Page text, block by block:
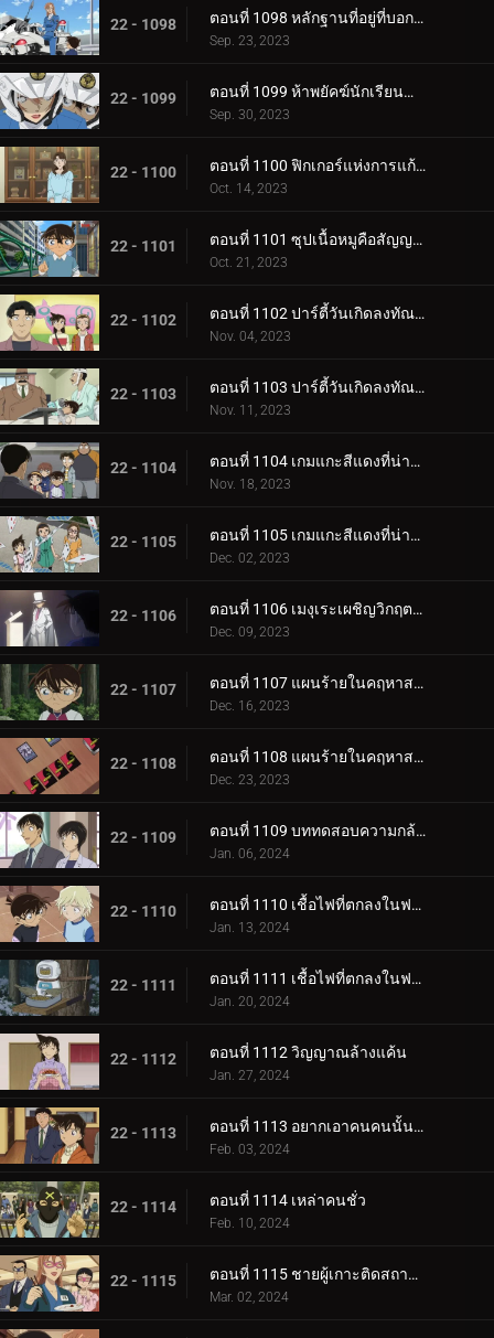
22 - 1098 ตอนที่ 1098 หลักฐานที่อยู่ที่บอกไม่ได้
Sep. 23, 2023
22 - 1099 ตอนที่ 1099 ห้าพยัคฆ์นักเรียนตำรวจ Wild Police Story CASE.ฮางิวาระ เคนจิ
Sep. 30, 2023
22 - 1100 ตอนที่ 1100 ฟิกเกอร์แห่งการแก้แค้น
Oct. 14, 2023
22 - 1101 ตอนที่ 1101 ซุปเนื้อหมูคือสัญญาณเดิมพันชีวิต
Oct. 21, 2023
22 - 1102 ตอนที่ 1102 ปาร์ตี้วันเกิดลงทัณฑ์ (ภาคแรก)
Nov. 04, 2023
22 - 1103 ตอนที่ 1103 ปาร์ตี้วันเกิดลงทัณฑ์ (ภาคจบ)
Nov. 11, 2023
22 - 1104 ตอนที่ 1104 เกมแกะสีแดงที่น่าสะพรึงกลัว (ภาคแรก)
Nov. 18, 2023
22 - 1105 ตอนที่ 1105 เกมแกะสีแดงที่น่าสะพรึงกลัว (ภาคจบ)
Dec. 02, 2023
22 - 1106 ตอนที่ 1106 เมงุเระเผชิญวิกฤตชีวิตตำรวจ
Dec. 09, 2023
22 - 1107 ตอนที่ 1107 แผนร้ายในคฤหาสน์โมริคาวะ (ภาคแรก)
Dec. 16, 2023
22 - 1108 ตอนที่ 1108 แผนร้ายในคฤหาสน์โมริคาวะ (ภาคจบ)
Dec. 23, 2023
22 - 1109 ตอนที่ 1109 บททดสอบความกล้าของขบวนการนักสืบเยาวชน
Jan. 06, 2024
22 - 1110 ตอนที่ 1110 เชื้อไฟที่ตกลงในฟาร์ม (ภาคแรก)
Jan. 13, 2024
22 - 1111 ตอนที่ 1111 เชื้อไฟที่ตกลงในฟาร์ม (ภาคจบ)
Jan. 20, 2024
22 - 1112 ตอนที่ 1112 วิญญาณล้างแค้น
Jan. 27, 2024
22 - 1113 ตอนที่ 1113 อยากเอาคนคนนั้นกลับมา
Feb. 03, 2024
22 - 1114 ตอนที่ 1114 เหล่าคนชั่ว
Feb. 10, 2024
22 - 1115 ตอนที่ 1115 ชายผู้เกาะติดสถานีตำรวจ
Mar. 02, 2024